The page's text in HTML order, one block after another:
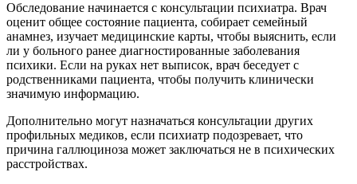
Обследование начинается с консультации психиатра. Врач
оценит общее состояние пациента, собирает семейный
анамнез, изучает медицинские карты, чтобы выяснить, если
ли у больного ранее диагностированные заболевания
психики. Если на руках нет выписок, врач беседует с
родственниками пациента, чтобы получить клинически
значимую информацию.
Дополнительно могут назначаться консультации других
профильных медиков, если психиатр подозревает, что
причина галлюциноза может заключаться не в психических
расстройствах.